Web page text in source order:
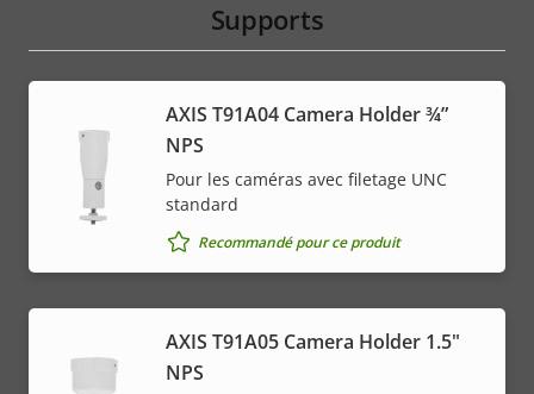
Supports
AXIS T91A04 Camera Holder ¾”
NPS
Pour les caméras avec filetage UNC
standard
Recommandé pour ce produit
AXIS T91A05 Camera Holder 1.5"
NPS